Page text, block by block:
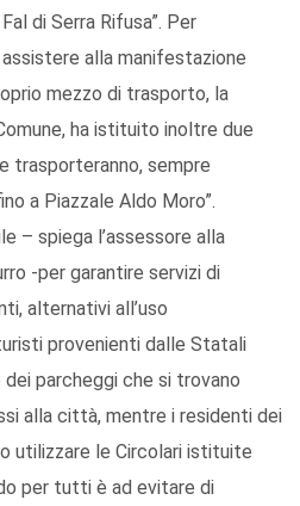
di Serra Rifusa”. Per
alla manifestazione
mezzo di trasporto, la
ha istituito inoltre due
trasporteranno, sempre
a Piazzale Aldo Moro”.
– spiega l’assessore alla
-per garantire servizi di
alternativi all’uso
provenienti dalle Statali
parcheggi che si trovano
alla città, mentre i residenti dei
utilizzare le Circolari istituite
per tutti è ad evitare di